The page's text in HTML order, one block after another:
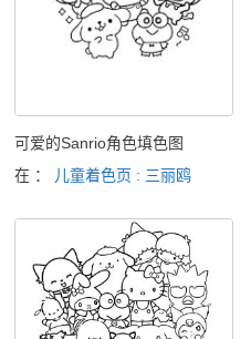
可爱的Sanrio角色填色图
在 ：
儿童着色页 : 三丽鸥